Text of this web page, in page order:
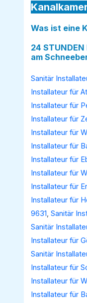
Was ist eine
24
am
Sanitär
Installateur für
Installateur für
Installateur für
Installateur für
Installateur für
Installateur für
Installateur für
Installateur für
Installateur für
9631,Sanitär
Sanitär
Installateur für
Sanitär
Installateur für
Installateur für
Installateur für